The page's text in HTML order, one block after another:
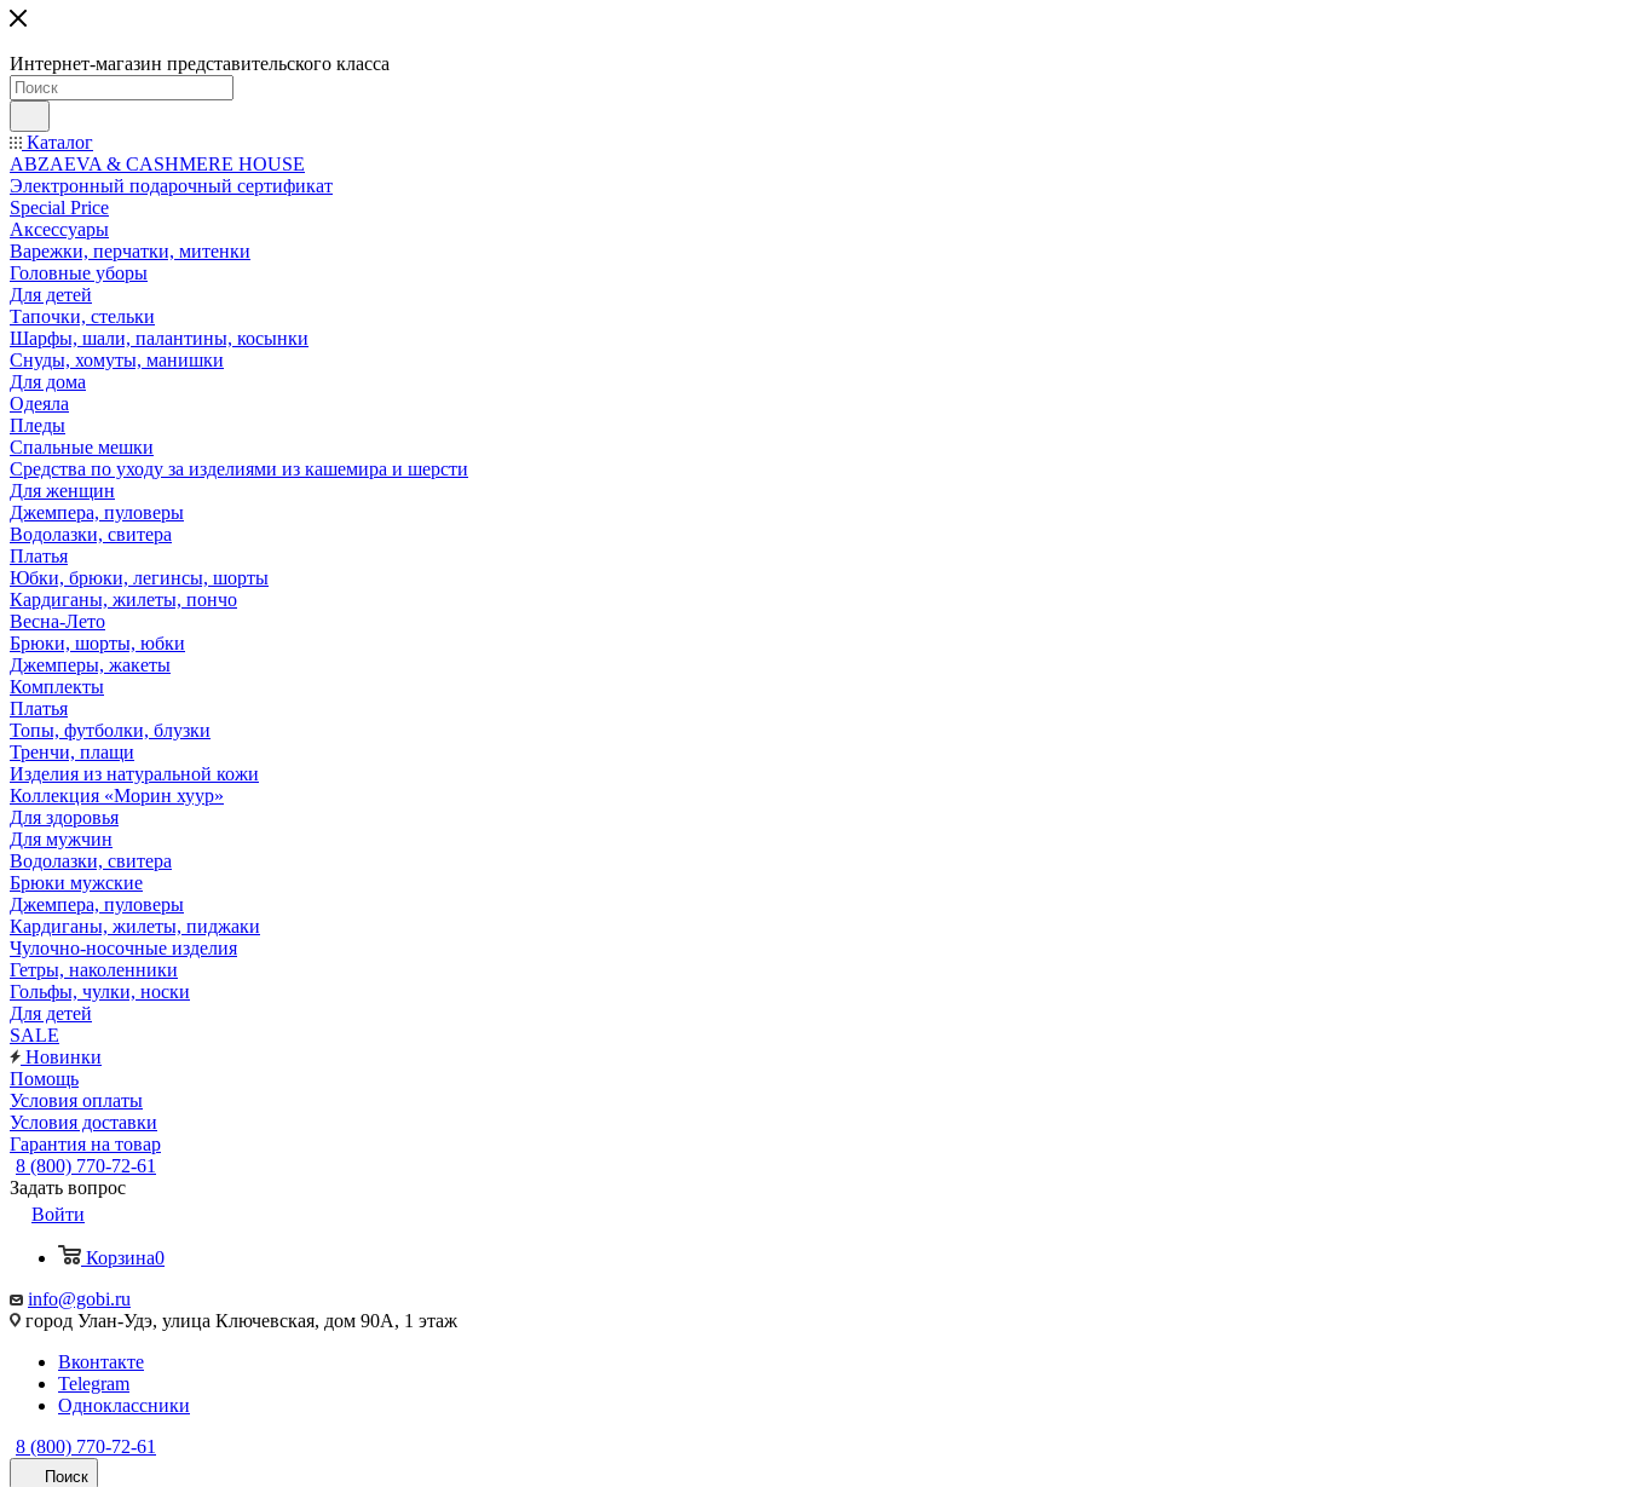
Интернет-магазин представительского класса
Каталог
ABZAEVA & CASHMERE HOUSE
Электронный подарочный сертификат
Special Price
Аксессуары
Варежки, перчатки, митенки
Головные уборы
Для детей
Тапочки, стельки
Шарфы, шали, палантины, косынки
Снуды, хомуты, манишки
Для дома
Одеяла
Пледы
Спальные мешки
Средства по уходу за изделиями из кашемира и шерсти
Для женщин
Джемпера, пуловеры
Водолазки, свитера
Платья
Юбки, брюки, легинсы, шорты
Кардиганы, жилеты, пончо
Весна-Лето
Брюки, шорты, юбки
Джемперы, жакеты
Комплекты
Платья
Топы, футболки, блузки
Тренчи, плащи
Изделия из натуральной кожи
Коллекция «Морин хуур»
Для здоровья
Для мужчин
Водолазки, свитера
Брюки мужские
Джемпера, пуловеры
Кардиганы, жилеты, пиджаки
Чулочно-носочные изделия
Гетры, наколенники
Гольфы, чулки, носки
Для детей
SALE
Новинки
Помощь
Условия оплаты
Условия доставки
Гарантия на товар
8 (800) 770-72-61
Задать вопрос
Войти
Корзина0
info@gobi.ru
город Улан-Удэ, улица Ключевская, дом 90А, 1 этаж
Вконтакте
Telegram
Одноклассники
8 (800) 770-72-61
Поиск